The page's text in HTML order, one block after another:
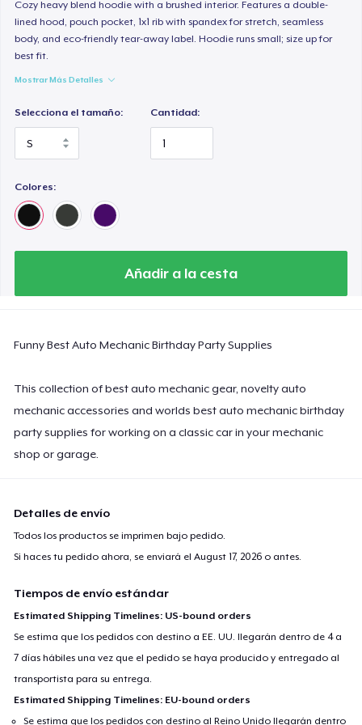
Cozy heavy blend hoodie with a brushed interior. Features a double-
lined hood, pouch pocket, 1x1 rib with spandex for stretch, seamless
body, and eco-friendly tear-away label. Hoodie runs small; size up for
best fit.
Mostrar Más Detalles
Selecciona el tamaño: Cantidad:
Colores:
Añadir a la cesta
Funny Best Auto Mechanic Birthday Party Supplies
This collection of best auto mechanic gear, novelty auto
mechanic accessories and worlds best auto mechanic birthday
party supplies for working on a classic car in your mechanic
shop or garage.
Detalles de envío
Todos los productos se imprimen bajo pedido.
Si haces tu pedido ahora, se enviará elAugust 17, 2026 o antes.
Tiempos de envío estándar
Estimated Shipping Timelines: US-bound orders
Se estima que los pedidos con destino a EE. UU. llegarán dentro de 4 a
7 días hábiles una vez que el pedido se haya producido y entregado al
transportista para su entrega.
Estimated Shipping Timelines: EU-bound orders
Se estima que los pedidos con destino al Reino Unido llegarán dentro
Classic Long Sleeve Tee
30,99 US$
24,99 US$